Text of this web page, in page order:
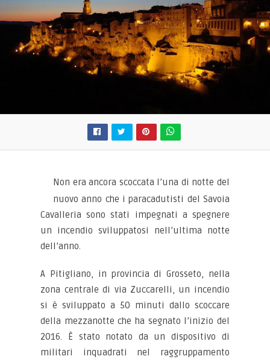
Non era ancora scoccata l’una di notte del
nuovo anno che i paracadutisti del Savoia
Cavalleria sono stati impegnati a spegnere
un incendio sviluppatosi nell’ultima notte
dell’anno.
A Pitigliano, in provincia di Grosseto, nella
zona centrale di via Zuccarelli, un incendio
si è sviluppato a 50 minuti dallo scoccare
della mezzanotte che ha segnato l’inizio del
2016. È stato notato da un dispositivo di
militari inquadrati nel raggruppamento